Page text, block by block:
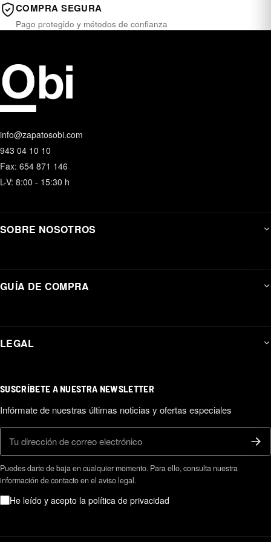
COMPRA SEGURA
Pago protegido y métodos de confianza
info@zapatosobi.com
943 04 10 10
Fax: 654 871 146
L-V: 8:00 - 15:30 h
SOBRE NOSOTROS
GUÍA DE COMPRA
LEGAL
SUSCRÍBETE A NUESTRA NEWSLETTER
Infórmate de nuestras últimas noticias y ofertas especiales
Correo electrónico
Puedes darte de baja en cualquier momento. Para ello, consulta nuestra
información de contacto en el aviso legal.
He leído y acepto la política de privacidad